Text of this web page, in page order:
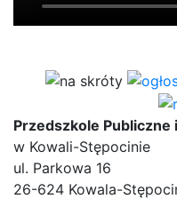
Przedszkole Publiczne
w Kowali-Stępocinie
ul. Parkowa 16
26-624 Kowala-